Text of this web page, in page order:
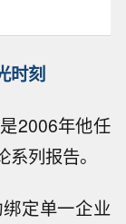
时刻
2006年他任
列报告。
定单一企业